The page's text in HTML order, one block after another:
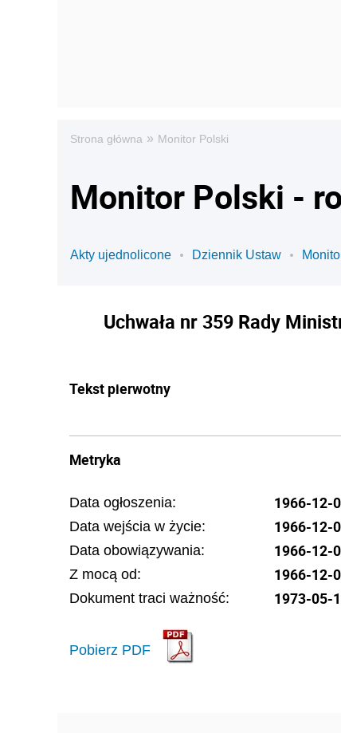
Strona główna » Monitor Polski
Monitor Polski -
Akty ujednolicone Dziennik Ustaw
Uchwała nr 359 Rady
Tekst pierwotny
Metryka
Data ogłoszenia: 1966-12-
Data wejścia w życie: 1966-12-
Data obowiązywania: 1966-12-
Z mocą od: 1966-12-
Dokument traci ważność: 1973-05-
Pobierz PDF